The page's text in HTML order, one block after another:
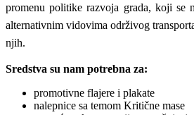
promenu politike razvoja grada, koji se
alternativnim vidovima održivog
njih.
Sredstva su nam potrebna za:
promotivne flajere i plakate
nalepnice sa temom Kritične mase